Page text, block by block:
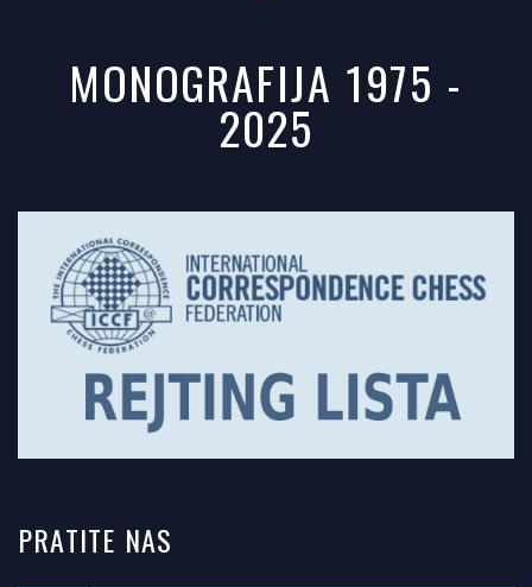
MONOGRAFIJA 1975 -
2025
PRATITE NAS